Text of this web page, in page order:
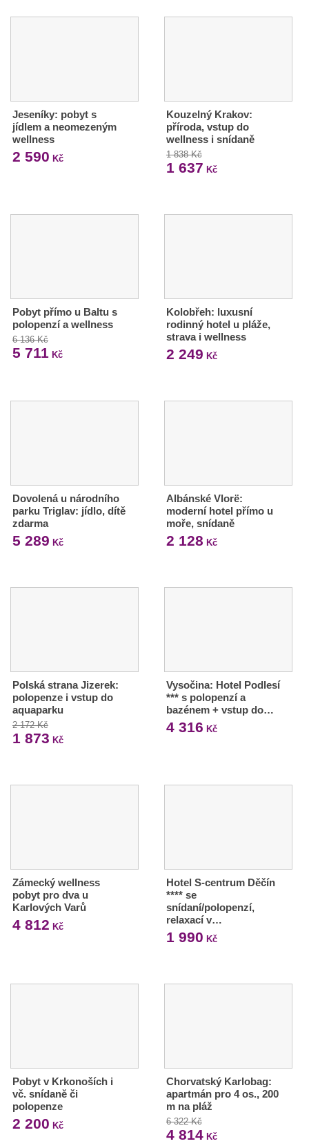
Jeseníky: pobyt s
jídlem a neomezeným
wellness
2 590 Kč
Kouzelný Krakov:
příroda, vstup do
wellness i snídaně
1 838 Kč
1 637 Kč
Pobyt přímo u Baltu s
polopenzí a wellness
6 136 Kč
5 711 Kč
Kolobřeh: luxusní
rodinný hotel u pláže,
strava i wellness
2 249 Kč
Dovolená u národního
parku Triglav: jídlo, dítě
zdarma
5 289 Kč
Albánské Vlorë:
moderní hotel přímo u
moře, snídaně
2 128 Kč
Polská strana Jizerek:
polopenze i vstup do
aquaparku
2 172 Kč
1 873 Kč
Vysočina: Hotel Podlesí
*** s polopenzí a
bazénem + vstup do…
4 316 Kč
Zámecký wellness
pobyt pro dva u
Karlových Varů
4 812 Kč
Hotel S-centrum Děčín
**** se
snídaní/polopenzí,
relaxací v…
1 990 Kč
Pobyt v Krkonoších i
vč. snídaně či
polopenze
2 200 Kč
Chorvatský Karlobag:
apartmán pro 4 os., 200
m na pláž
6 322 Kč
4 814Kč